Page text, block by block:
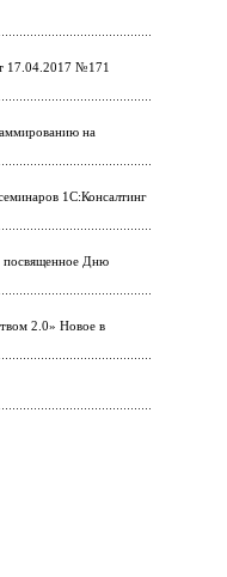
17.04.2017 №171
на
1С:Консалтинг
посвященное Дню
2.0» Новое в